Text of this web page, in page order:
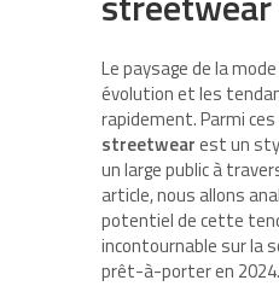
Le paysage de la
évolution et les
rapidement. Parmi
streetwearest un
un large public à
article, nous allons
potentiel de cette
incontournable sur la
prêt-à-porter en 2024.